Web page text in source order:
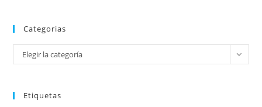
Categorias
Elegir la categoría
Etiquetas